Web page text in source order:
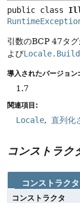
public class
引数のBCP 47タグ
よび
導入されたバージョン:
1.7
関連項目:
Locale 直列化
コンストラク
コンストラクタ
コンストラクタ